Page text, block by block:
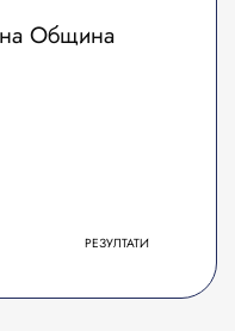
на Община
РЕЗУЛТАТИ